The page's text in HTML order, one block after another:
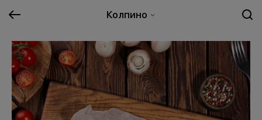
Колпино